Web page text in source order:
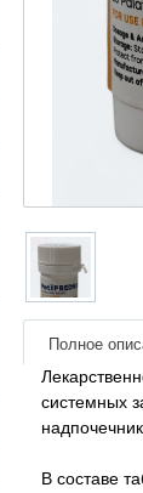
Полное
системных
В составе